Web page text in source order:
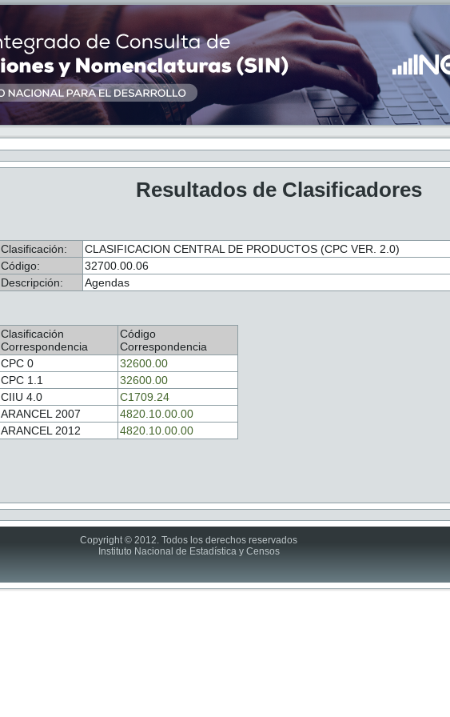
Resultados de Clasificadores
Clasificación:
CLASIFICACION CENTRAL DE PRODUCTOS (CPC VER. 2.0)
Código:
32700.00.06
Descripción:
Agendas
Clasificación
Correspondencia
Código
Correspondencia
CPC 0
32600.00
CPC 1.1
32600.00
CIIU 4.0
C1709.24
ARANCEL 2007
4820.10.00.00
ARANCEL 2012
4820.10.00.00
Copyright © 2012. Todos los derechos reservados
Instituto Nacional de Estadística y Censos